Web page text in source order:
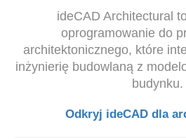
ideCAD Architectural
oprogramowanie do
architektonicznego, które
inżynierię budowlaną z
budynku.
Odkryj ideCAD dla